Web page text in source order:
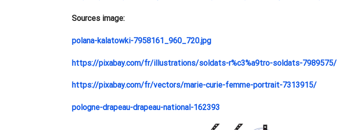
Sources image:
polana-kalatowki-7958161_960_720.jpg
https://pixabay.com/fr/illustrations/soldats-r%c3%a9tro-soldats-7989575/
https://pixabay.com/fr/vectors/marie-curie-femme-portrait-7313915/
pologne-drapeau-drapeau-national-162393